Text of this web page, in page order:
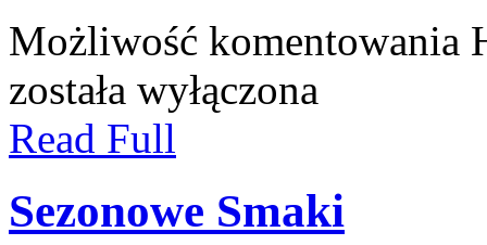
Możliwość komentowania
została wyłączona
Read Full
Sezonowe Smaki